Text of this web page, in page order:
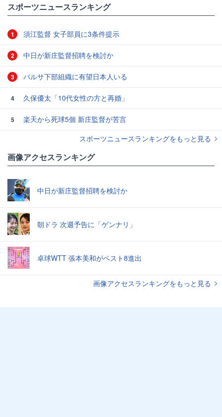
スポーツニュースランキング
1 須江監督 女子部員に3条件提示
2 中日が新庄監督招聘を検討か
3 バルサ下部組織に有望日本人いる
4 久保優太「10代女性の方と再婚」
5
楽天から死球5個 新庄監督が苦言
スポーツニュースランキングをもっと見る
画像アクセスランキング
中日が新庄監督招聘を検討か
朝ドラ 次週予告に「ゲンナリ」
卓球WTT 張本美和がベスト8進出
画像アクセスランキングをもっと見る